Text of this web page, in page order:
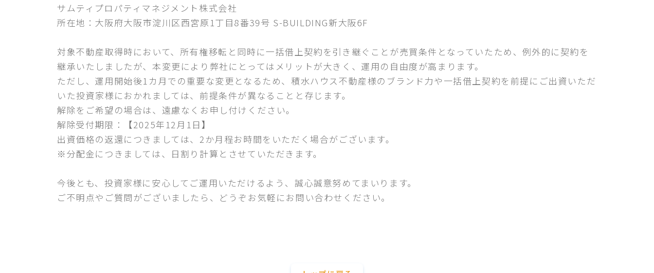
サムティプロパティマネジメント株式会社
所在地：大阪府大阪市淀川区西宮原1丁目8番39号 S-BUILDING新大阪6F
対象不動産取得時において、所有権移転と同時に一括借上契約を引き継ぐことが売買条件となっていたため、例外的に契約を
継承いたしましたが、本変更により弊社にとってはメリットが大きく、運用の自由度が高まります。
ただし、運用開始後1カ月での重要な変更となるため、積水ハウス不動産様のブランド力や一括借上契約を前提にご出資いただ
いた投資家様におかれましては、前提条件が異なることと存じます。
解除をご希望の場合は、遠慮なくお申し付けください。
解除受付期限：【2025年12月1日】
出資価格の返還につきましては、2か月程お時間をいただく場合がございます。
※分配金につきましては、日割り計算とさせていただきます。
今後とも、投資家様に安心してご運用いただけるよう、誠心誠意努めてまいります。
ご不明点やご質問がございましたら、どうぞお気軽にお問い合わせください。